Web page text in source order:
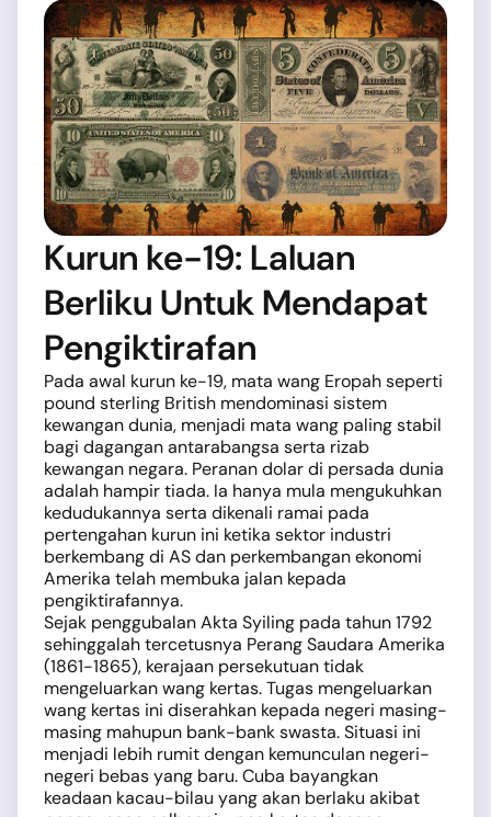
Kurun ke-19: Laluan
Berliku Untuk Mendapat
Pengiktirafan
Pada awal kurun ke-19, mata wang Eropah seperti
pound sterling British mendominasi sistem
kewangan dunia, menjadi mata wang paling stabil
bagi dagangan antarabangsa serta rizab
kewangan negara. Peranan dolar di persada dunia
adalah hampir tiada. Ia hanya mula mengukuhkan
kedudukannya serta dikenali ramai pada
pertengahan kurun ini ketika sektor industri
berkembang di AS dan perkembangan ekonomi
Amerika telah membuka jalan kepada
pengiktirafannya.
Sejak penggubalan Akta Syiling pada tahun 1792
sehinggalah tercetusnya Perang Saudara Amerika
(1861-1865), kerajaan persekutuan tidak
mengeluarkan wang kertas. Tugas mengeluarkan
wang kertas ini diserahkan kepada negeri masing-
masing mahupun bank-bank swasta. Situasi ini
menjadi lebih rumit dengan kemunculan negeri-
negeri bebas yang baru. Cuba bayangkan
keadaan kacau-bilau yang akan berlaku akibat